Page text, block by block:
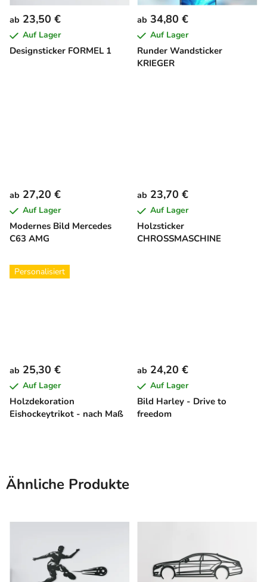
Designsticker FORMEL 1
ab 23,50 €
Auf Lager
Runder Wandsticker
KRIEGER
ab 34,80 €
Auf Lager
Modernes Bild Mercedes
C63 AMG
ab 27,20 €
Auf Lager
Holzsticker
CHROSSMASCHINE
ab 23,70 €
Auf Lager
Personalisiert
Holzdekoration
Eishockeytrikot - nach Maß
ab 25,30 €
Auf Lager
Bild Harley - Drive to
freedom
ab 24,20 €
Auf Lager
Ähnliche Produkte